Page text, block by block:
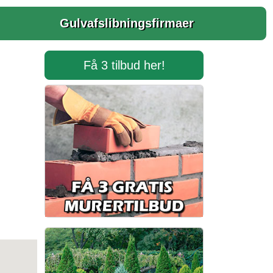
Gulvafslibningsfirmaer
Få 3 tilbud her!